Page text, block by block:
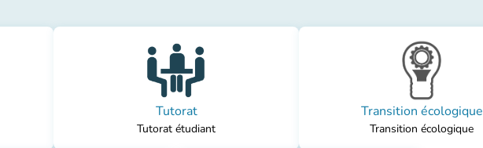
Tutorat
Tutorat étudiant
Transition écologique
Transition écologique